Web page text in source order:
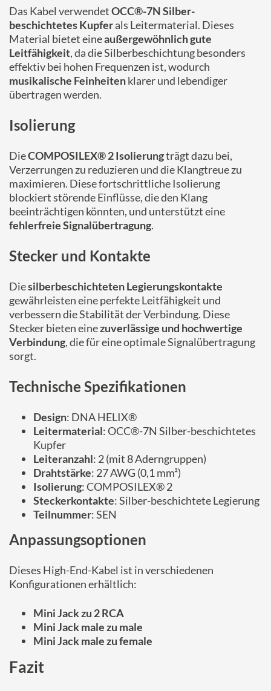
Das Kabel verwendetOCC®-7N Silber-
beschichtetes Kupferals Leitermaterial. Dieses
Material bietet eineaußergewöhnlich gute
Leitfähigkeit, da die Silberbeschichtung besonders
effektiv bei hohen Frequenzen ist, wodurch
musikalische Feinheitenklarer und lebendiger
übertragen werden.
Isolierung
DieCOMPOSILEX® 2 Isolierungträgt dazu bei,
Verzerrungen zu reduzieren und die Klangtreue zu
maximieren. Diese fortschrittliche Isolierung
blockiert störende Einflüsse, die den Klang
beeinträchtigen könnten, und unterstützt eine
fehlerfreie Signalübertragung.
Stecker und Kontakte
Diesilberbeschichteten Legierungskontakte
gewährleisten eine perfekte Leitfähigkeit und
verbessern die Stabilität der Verbindung. Diese
Stecker bieten einezuverlässige und hochwertige
Verbindung, die für eine optimale Signalübertragung
sorgt.
Technische Spezifikationen
Design: DNA HELIX®
Leitermaterial: OCC®-7N Silber-beschichtetes
Kupfer
Leiteranzahl: 2 (mit 8 Aderngruppen)
Drahtstärke: 27 AWG (0,1 mm²)
Isolierung: COMPOSILEX® 2
Steckerkontakte: Silber-beschichtete Legierung
Teilnummer: SEN
Anpassungsoptionen
Dieses High-End-Kabel ist in verschiedenen
Konfigurationen erhältlich:
Mini Jack zu 2 RCA
Mini Jack male zu male
Mini Jack male zu female
Fazit